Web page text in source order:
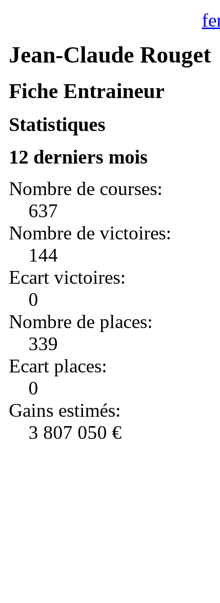
Jean-Claude Rouget
Fiche Entraineur
Statistiques
12 derniers mois
Nombre de courses:
637
Nombre de victoires:
144
Ecart victoires:
0
Nombre de places:
339
Ecart places:
0
Gains estimés:
3 807 050 €